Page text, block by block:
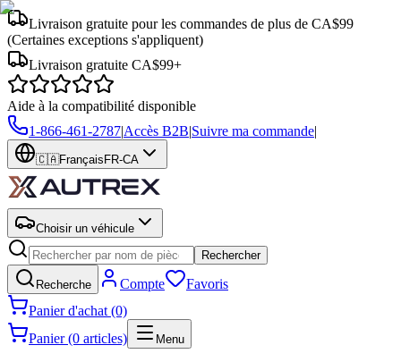
Livraison gratuite pour les commandes de plus de CA$99
(Certaines exceptions s'appliquent)
Livraison gratuite CA$99+
Aide à la compatibilité disponible
1-866-461-2787|Accès B2B|Suivre ma commande|
🇨🇦Français FR-CA
Choisir un véhicule
Rechercher
Recherche Compte
Favoris
Panier d'achat (0)
Panier (0 articles)
Menu